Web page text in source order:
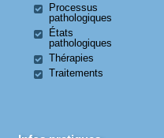
Processus
pathologiques
États
pathologiques
Thérapies
Traitements